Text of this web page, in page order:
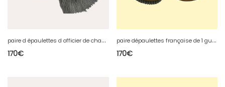
p
aire d épaulettes d officier de chasseur a pied Français de 1 guerre
170€
p
aire dépaulettes française de 1 guerre
170€